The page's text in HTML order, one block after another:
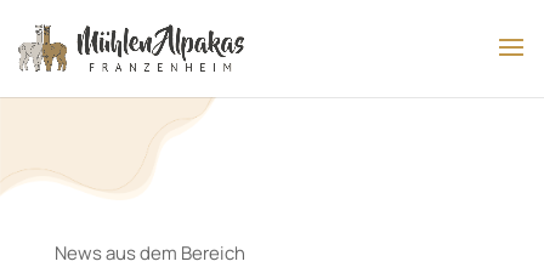
News aus dem Bereich